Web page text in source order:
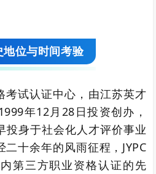
位与时间考验
考试认证中心，由江苏英才
年12月28日投资创办，
投身于社会化人才评价事业
十余年的风雨征程，JYPC
第三方职业资格认证的先